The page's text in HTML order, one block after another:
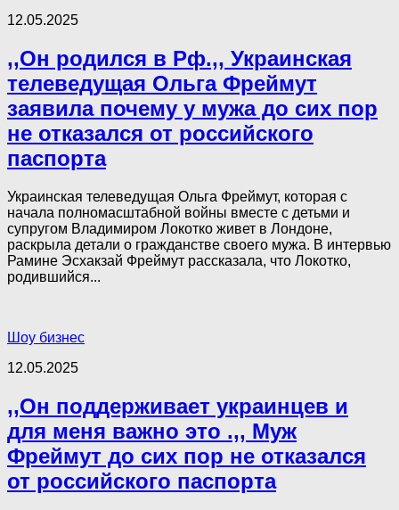
12.05.2025
,,Он родился в Рф.,, Украинская
телеведущая Ольга Фреймут
заявила почему у мужа до сих пор
не отказался от российского
паспорта
Украинская телеведущая Ольга Фреймут, которая с
начала полномасштабной войны вместе с детьми и
супругом Владимиром Локотко живет в Лондоне,
раскрыла детали о гражданстве своего мужа. В интервью
Рамине Эсхакзай Фреймут рассказала, что Локотко,
родившийся...
Шоу бизнес
12.05.2025
,,Он поддерживает украинцев и
для меня важно это .,, Муж
Фреймут до сих пор не отказался
от российского паспорта